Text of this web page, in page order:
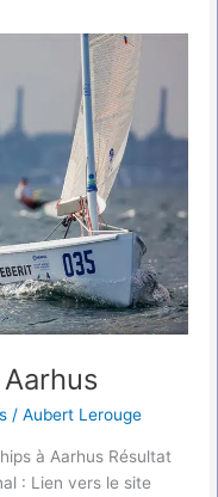
/Aubert Lerouge
à Aarhus Résultat
: Lien vers le site